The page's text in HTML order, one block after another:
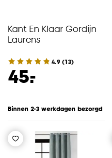
Kant En Klaar Gordijn
Laurens
4.9 (13)
45.
-
Binnen 2-3 werkdagen bezorgd